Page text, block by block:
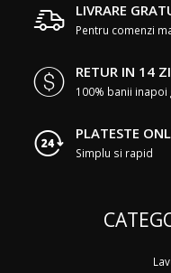
LIVRARE
Pentru comenzi
RETUR IN 14
100% banii inapoi
PLATESTE
Simplu si rapid